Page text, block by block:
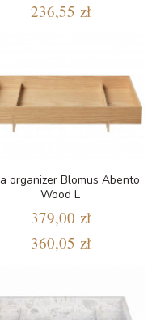
236,55 zł
organizer Blomus Abento
Wood L
379,00 zł
360,05 zł